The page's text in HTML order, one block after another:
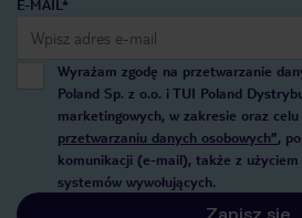
E-MAIL*
Wyrażam zgodę na przetwarzanie
Poland Sp. z o.o. i TUI Poland
marketingowych, w zakresie oraz
przetwarzaniu danych osobowych”,
komunikacji (e-mail), także z
systemów wywołujących.